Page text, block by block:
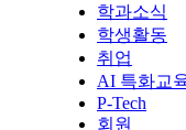
학과소식
학생활동
취업
AI 특화교
P-Tech
회원